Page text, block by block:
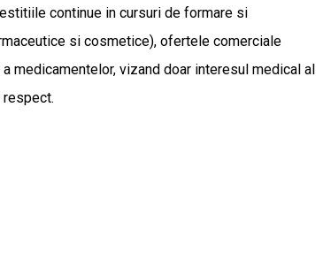
continue in cursuri de formare si
si cosmetice), ofertele comerciale
medicamentelor, vizand doar interesul medical al
respect.